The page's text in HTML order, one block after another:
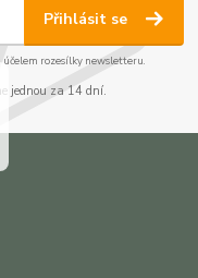
Přihlásit se
rozesílky newsletteru.
jednou za 14 dní.